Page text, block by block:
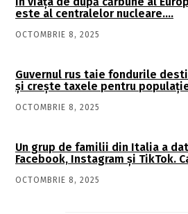
este al centralelor nucleare….
OCTOMBRIE 8, 2025
Guvernul rus taie fondurile
și crește taxele pentru
OCTOMBRIE 8, 2025
Un grup de familii din Italia a
Facebook, Instagram și TikTok.
OCTOMBRIE 8, 2025